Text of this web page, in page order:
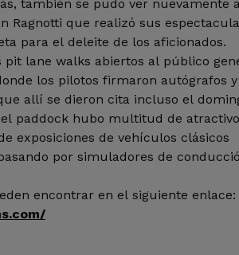
también se pudo ver nuevamente
Ragnotti que realizó sus
para el deleite de los aficionados.
pit lane walks abiertos al público
los pilotos firmaron autógrafos y
allí se dieron cita incluso el
paddock hubo multitud de
exposiciones de vehículos clásicos
por simuladores de
encontrar en el siguiente enlace: